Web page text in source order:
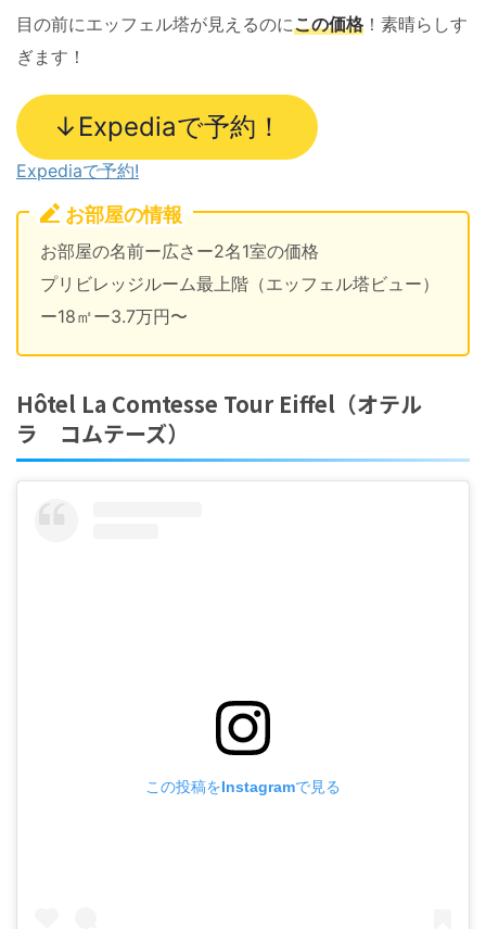
目の前にエッフェル塔が見えるのにこの価格 ！素晴らしす
ぎます！
↓Expediaで予約！
Expediaで予約!
お部屋の情報
お部屋の名前ー広さー2名1室の価格
プリビレッジルーム最上階（エッフェル塔ビュー）
ー18㎡ー3.7万円〜
Hôtel La Comtesse Tour Eiffel（オテル
ラ コムテーズ）
この投稿をInstagramで見る